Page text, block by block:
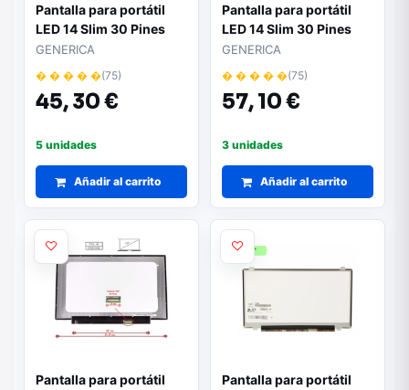
Pantalla para portátil
LED 14 Slim 30 Pines
Full HD Ancho 315mm"
GENERICA
� � � � �(75)
45,30 €
5 unidades
Añadir al carrito
Pantalla para portátil
LED 14 Slim 30 Pines
Full HD Ancho 32cm"
GENERICA
� � � � �(75)
57,10 €
3 unidades
Añadir al carrito
Pantalla para portátil
Pantalla para portátil